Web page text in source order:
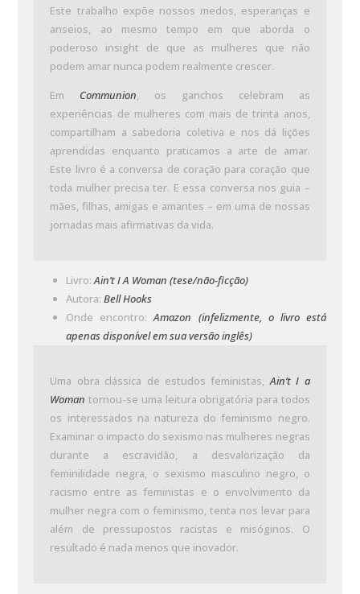
Este trabalho expõe nossos medos, esperanças e
anseios, ao mesmo tempo em que aborda o
poderoso insight de que as mulheres que não
podem amar nunca podem realmente crescer.
Em Communion, os ganchos celebram as
experiências de mulheres com mais de trinta anos,
compartilham a sabedoria coletiva e nos dá lições
aprendidas enquanto praticamos a arte de amar.
Este livro é a conversa de coração para coração que
toda mulher precisa ter. E essa conversa nos guia –
mães, filhas, amigas e amantes – em uma de nossas
jornadas mais afirmativas da vida.
Livro:Ain’t I A Woman (tese/não-ficção)
Autora:Bell Hooks
Onde encontro:Amazon (infelizmente, o livro está
apenas disponível em sua versão inglês)
Uma obra clássica de estudos feministas,Ain’t I a
Womantornou-se uma leitura obrigatória para todos
os interessados na natureza do feminismo negro.
Examinar o impacto do sexismo nas mulheres negras
durante a escravidão, a desvalorização da
feminilidade negra, o sexismo masculino negro, o
racismo entre as feministas e o envolvimento da
mulher negra com o feminismo, tenta nos levar para
além de pressupostos racistas e misóginos. O
resultado é nada menos que inovador.